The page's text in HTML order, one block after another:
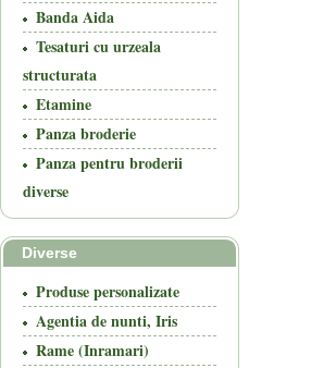
Banda Aida
Tesaturi cu urzeala
structurata
Etamine
Panza broderie
Panza pentru broderii
diverse
Diverse
Produse personalizate
Agentia de nunti, Iris
Rame (Inramari)